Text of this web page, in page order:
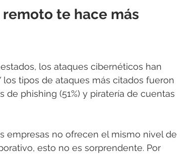
te hace más
los ataques cibernéticos han
tipos de ataques más citados fueron
de phishing (51%) y piratería de cuentas
empresas no ofrecen el mismo nivel de
esto no es sorprendente. Por